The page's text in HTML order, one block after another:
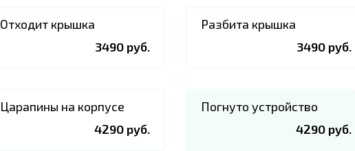
Отходит крышка
3490 руб.
Разбита крышка
3490 руб.
Царапины на корпусе
4290 руб.
Погнуто устройство
4290 руб.